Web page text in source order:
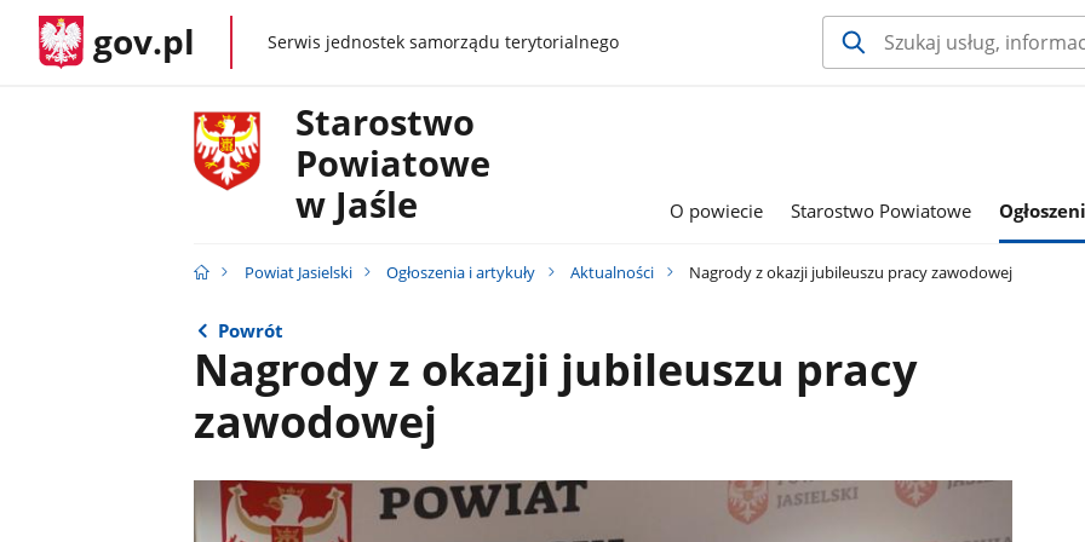
gov.pl gov.plSerwis jednostek samorządu terytorialnego
Starostwo
Powiatowe
w Jaśle
O powiecie Starostwo Powiatowe
Powiat Jasielski Ogłoszenia i artykuły Aktualności Nagrody z okazji jubileuszu pracy zawodowej
Powrót
Nagrody z okazji jubileuszu pracy
zawodowej